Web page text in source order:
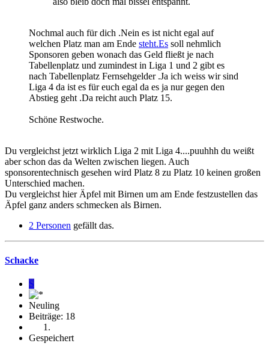
Nochmal auch für dich .Nein es ist nicht egal auf
welchen Platz man am Ende steht.Es soll nehmlich
Sponsoren geben wonach das Geld fließt je nach
Tabellenplatz und zumindest in Liga 1 und 2 gibt es
nach Tabellenplatz Fernsehgelder .Ja ich weiss wir sind
Liga 4 da ist es für euch egal da es ja nur gegen den
Abstieg geht .Da reicht auch Platz 15.
Schöne Restwoche.
Du vergleichst jetzt wirklich Liga 2 mit Liga 4....puuhhh du weißt
aber schon das da Welten zwischen liegen. Auch
sponsorentechnisch gesehen wird Platz 8 zu Platz 10 keinen großen
Unterschied machen.
Du vergleichst hier Äpfel mit Birnen um am Ende festzustellen das
Äpfel ganz anders schmecken als Birnen.
2 Personen gefällt das.
Schacke
S
Neuling
Beiträge: 18
Gespeichert